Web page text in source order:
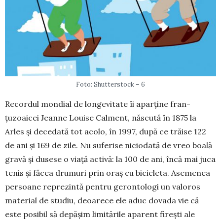
Foto: Shutterstock – 6
Recordul mondial de longevitate îi aparține fran­­
țuzoaicei Jeanne Louise Calment, născută în 1875 la
Arles și decedată tot acolo, în 1997, după ce trăise 122
de ani și 169 de zile. Nu suferise nicio­dată de vreo boală
gravă și dusese o viață activă: la 100 de ani, încă mai juca
tenis și făcea drumuri prin oraș cu bicicleta. Aseme­nea
persoane reprezintă pentru ge­rontologi un valoros
ma­terial de studiu, deoarece ele aduc do­vada vie că
este posibil să de­pășim limitările aparent fi­rești ale